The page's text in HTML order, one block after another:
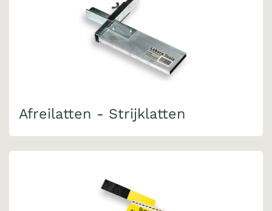
Afreilatten - Strijklatten